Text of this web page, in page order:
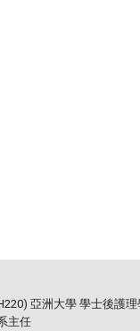
亞洲大學 學士後護
主任